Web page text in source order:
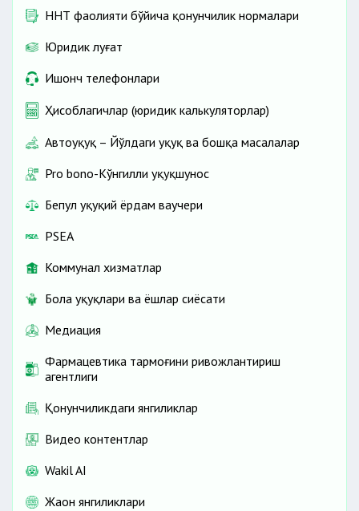
ННТ фаолияти бўйича қонунчилик нормалари
Юридик луғат
Ишонч телефонлари
Ҳисоблагичлар (юридик калькуляторлар)
Автоҳуқуқ – Йўлдаги ҳуқуқ ва бошқа масалалар
Pro bono-Кўнгилли ҳуқуқшунос
Бепул ҳуқуқий ёрдам ваучери
PSEA
Коммунал хизматлар
Бола ҳуқуқлари ва ёшлар сиёсати
Медиация
Фармацевтика тармоғини ривожлантириш
агентлиги
Қонунчиликдаги янгиликлар
Видео контентлар
Wakil AI
Жаҳон янгиликлари